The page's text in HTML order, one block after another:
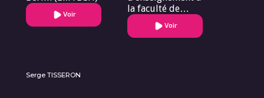
Voir
la faculté de
médecine de
Nice. ( Sexologie-
Voir
Serge TISSERON